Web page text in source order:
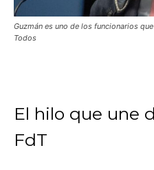
Guzmán es uno de los funcionarios
Todos
El hilo que une
FdT